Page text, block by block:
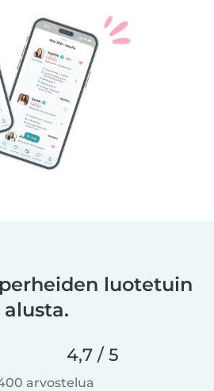
luotetuin
alusta.
4,7 / 5
arvostelua